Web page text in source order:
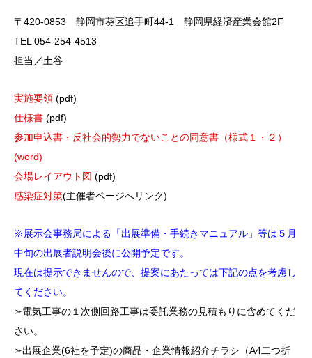
〒420-0853 静岡市葵区追手町44-1 静岡県経済産業会館2F
TEL 054-254-4513
担当／土谷
実施要領 (pdf)
仕様書 (pdf)
参加申込書・反社会的勢力でないことの同意書（様式１・２）
(word)
会場レイアウト図 (pdf)
感染症対策(主催者ページへリンク)
※展示会事務局による「出展準備・手続きマニュアル」等は５月
中旬の出展者説明会後に公開予定です。
現在は提示できませんので、提案にあたっては下記の点を考慮し
てください。
➣電気工事の１次側回路工事は委託業務の見積もりに含めてくだ
さい。
➣出展企業(6社を予定)の商品・企業情報紹介チラシ（A4二つ折